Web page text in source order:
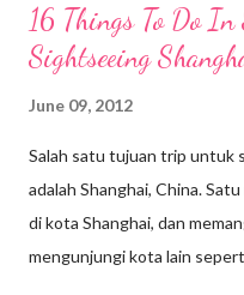
16 Things To Do
Sightseeing
June 09, 2012
Salah satu tujuan trip untuk
adalah Shanghai, China.
di kota Shanghai, dan
mengunjungi kota lain